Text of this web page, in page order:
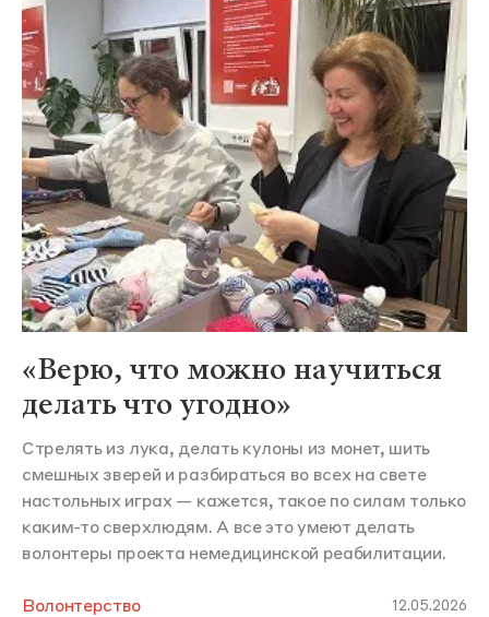
«Верю, что можно научиться
делать что угодно»
Стрелять из лука, делать кулоны из монет, шить
смешных зверей и разбираться во всех на свете
настольных играх — кажется, такое по силам только
каким-то сверхлюдям. А все это умеют делать
волонтеры проекта немедицинской реабилитации.
Волонтерство 12.05.2026